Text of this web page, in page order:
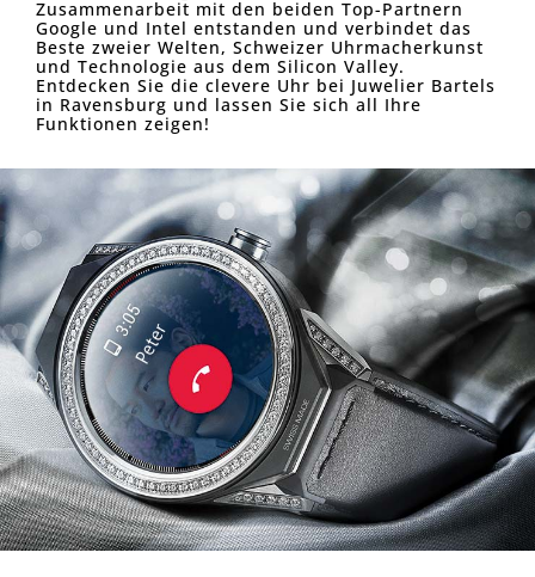
Zusammenarbeit mit den beiden Top-Partnern
Google und Intel entstanden und verbindet das
Beste zweier Welten, Schweizer Uhrmacherkunst
und Technologie aus dem Silicon Valley.
Entdecken Sie die clevere Uhr bei Juwelier Bartels
in Ravensburg und lassen Sie sich all Ihre
Funktionen zeigen!